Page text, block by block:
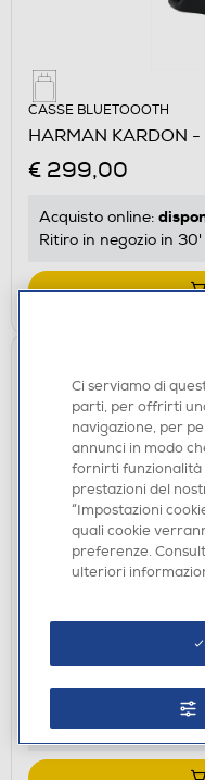
CASSE BLUETOOOTH
HARMAN KARDON
€ 299,00
Acquisto online:
Ritiro in negozio in
CASSE BLUETOOOTH
waterproof e
€ 49,90
Ritiro in negozio in
Ci serviamo di
parti, per offrirti
navigazione, per
annunci in modo
fornirti funzionalità
prestazioni del
“Impostazioni
quali cookie
preferenze.
ulteriori